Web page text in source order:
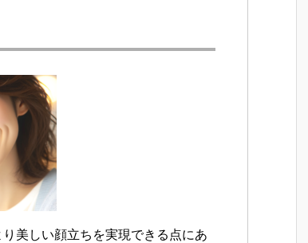
美しい顔立ちを実現できる点にあ